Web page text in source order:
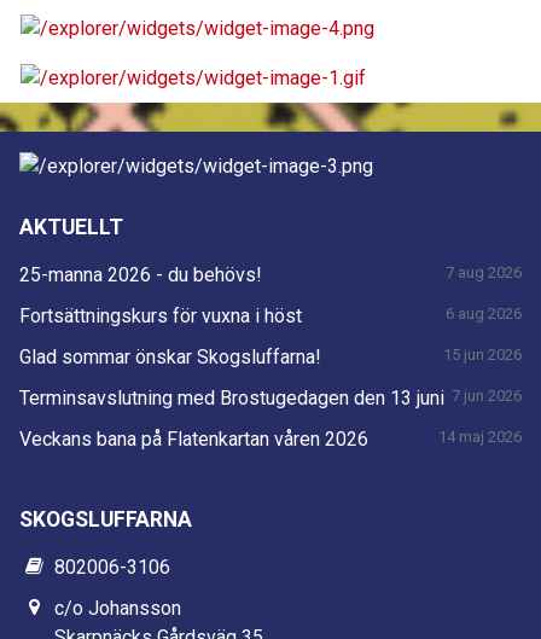
AKTUELLT
25-manna 2026 - du behövs! 7 aug 2026
Fortsättningskurs för vuxna i höst 6 aug 2026
Glad sommar önskar Skogsluffarna! 15 jun 2026
Terminsavslutning med Brostugedagen den 13 juni 7 jun 2026
Veckans bana på Flatenkartan våren 2026 14 maj 2026
SKOGSLUFFARNA
802006-3106
c/o Johansson